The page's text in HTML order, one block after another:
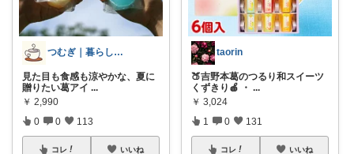
つむぎ｜暮らしを少し豊かに
見た目も食感も涼やかな、夏に
贈りたい葛アイ ...
￥ 2,990
0 0 113
コレ いいね
taorin
🍑吉野本葛のつるり和スイーツ
くずきり🍎 ・ ...
￥ 3,024
1 0 131
コレ いいね